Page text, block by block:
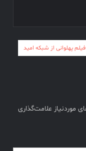
پهلوانی از شبکه امید
موردنیاز علامت‌گذاری